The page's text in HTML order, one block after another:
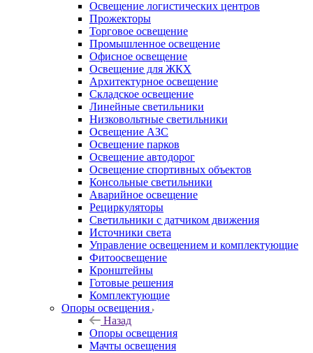
Освещение логистических центров
Прожекторы
Торговое освещение
Промышленное освещение
Офисное освещение
Освещение для ЖКХ
Архитектурное освещение
Складское освещение
Линейные светильники
Низковольтные светильники
Освещение АЗС
Освещение парков
Освещение автодорог
Освещение спортивных объектов
Консольные светильники
Аварийное освещение
Рециркуляторы
Светильники с датчиком движения
Источники света
Управление освещением и комплектующие
Фитоосвещение
Кронштейны
Готовые решения
Комплектующие
Опоры освещения
Назад
Опоры освещения
Мачты освещения